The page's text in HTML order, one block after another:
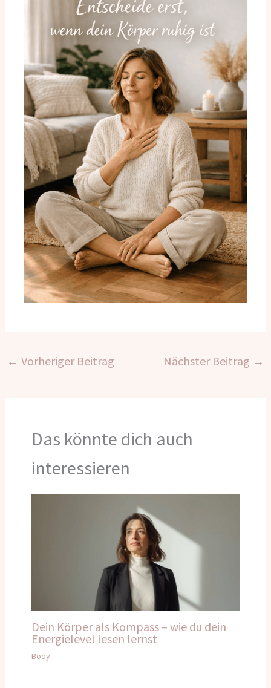
← Vorheriger Beitrag Nächster Beitrag →
Das könnte dich auch
interessieren
Dein Körper als Kompass – wie du dein
Energielevel lesen lernst
Body